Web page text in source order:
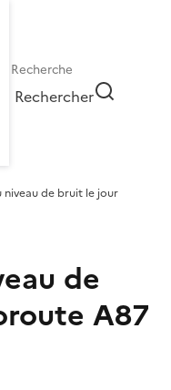
Rechercher
niveau de bruit le jour
de
A87